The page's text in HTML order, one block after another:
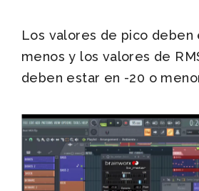
Los valores de pico deben
menos y los valores de
deben estar en -20 o